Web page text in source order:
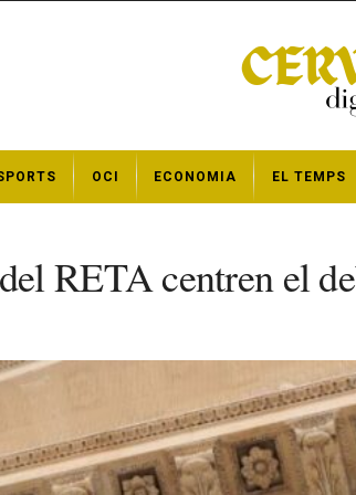
OCI ECONOMIA EL TEMPS
RETA centren el